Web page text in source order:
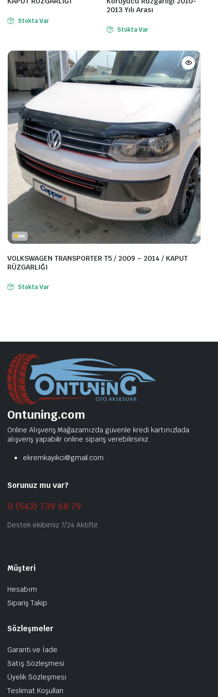
Stokta Var
2013 Yılı Arası
Stokta Var
VOLKSWAGEN TRANSPORTER T5 / 2009 – 2014 / KAPUT
RÜZGARLIĞI
Stokta Var
Ontuning.com
Online Alışveriş Mağazamızda güvenle kredi kartınızlada
alışveriş yapabilir online sipariş verebilirsiniz.
ekremkayikci@gmail.com
Sorunuz mu var?
0 (542) 739 68 79
Destek ekibimiz 7/24 Aktiftir.
Müşteri
Hesabım
Sipariş Takip
Sözleşmeler
Garanti ve İade
Satış Sözleşmesi
Üyelik Sözleşmesi
Teslimat Koşulları